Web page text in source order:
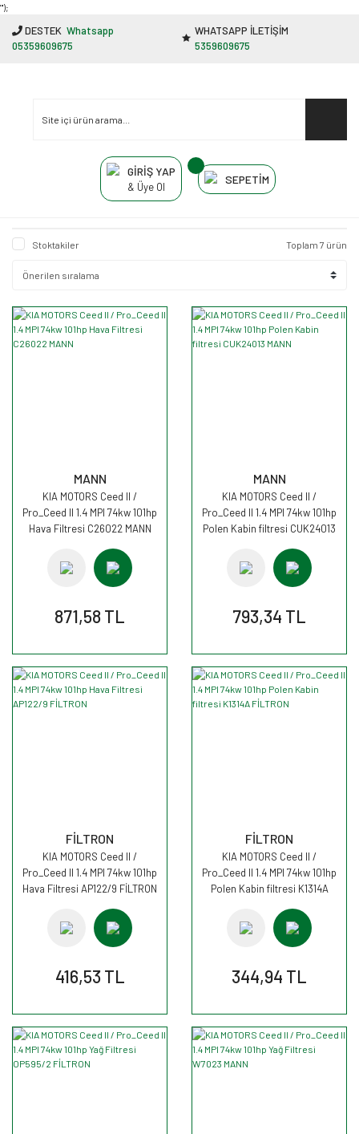
"');
DESTEK Whatsapp
05359609675
WHATSAPP İLETİŞİM
5359609675
GİRİŞ YAP
& Üye Ol
SEPETİM
Stoktakiler Toplam 7 ürün
MANN
KIA MOTORS Ceed II /
Pro_Ceed II 1.4 MPI 74kw 101hp
Hava Filtresi C26022 MANN
871,58 TL
MANN
KIA MOTORS Ceed II /
Pro_Ceed II 1.4 MPI 74kw 101hp
Polen Kabin filtresi CUK24013
793,34 TL
FİLTRON
KIA MOTORS Ceed II /
Pro_Ceed II 1.4 MPI 74kw 101hp
Hava Filtresi AP122/9 FİLTRON
416,53 TL
FİLTRON
KIA MOTORS Ceed II /
Pro_Ceed II 1.4 MPI 74kw 101hp
Polen Kabin filtresi K1314A
344,94 TL